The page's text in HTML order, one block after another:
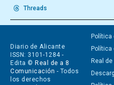
Threads
Diario de Alicante
ISSN: 3101-1284 -
Edita © Real de a 8
Comunicación - Todos
los derechos
Política
Política
Real